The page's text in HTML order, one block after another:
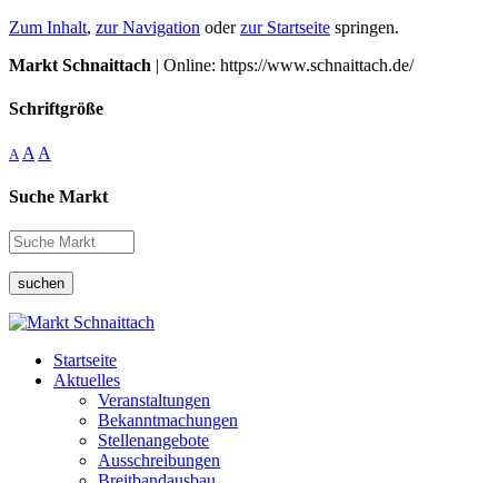
Zum Inhalt, zur Navigation oderzur Startseite springen.
Markt Schnaittach | Online: https://www.schnaittach.de/
Schriftgröße
A A A
Suche Markt
suchen
Startseite
Aktuelles
Veranstaltungen
Bekanntmachungen
Stellenangebote
Ausschreibungen